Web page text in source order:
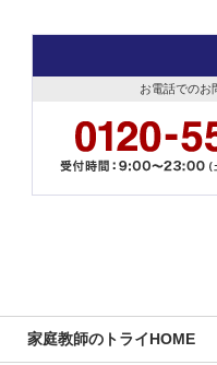
お電話でのお
家庭教師のトライHOME